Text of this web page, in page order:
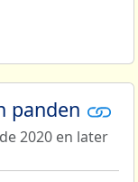
panden
2020 en later